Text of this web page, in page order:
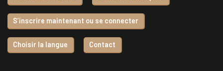
S’inscrire maintenant ou se connecter
Choisir la langue Contact